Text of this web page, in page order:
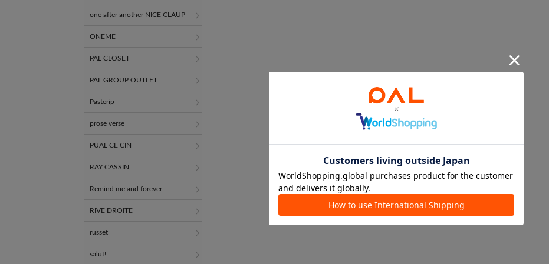
one after another NICE CLAUP
ONEME
PAL CLOSET
PAL GROUP OUTLET
Pasterip
prose verse
PUAL CE CIN
RAY CASSIN
Remind me and forever
RIVE DROITE
russet
salut!